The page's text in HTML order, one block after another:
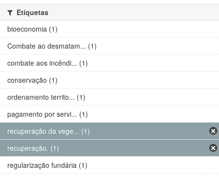
Etiquetas
bioeconomia (1)
Combate ao desmatam... (1)
combate aos incêndi... (1)
conservação (1)
ordenamento territo... (1)
pagamento por servi... (1)
recuperação da vege... (1)
recuperação. (1)
regularização fundária (1)